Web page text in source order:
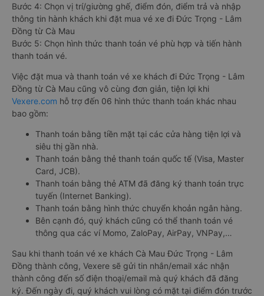
Bước 4: Chọn vị trí/giường ghế, điểm đón, điểm trả và nhập
thông tin hành khách khi đặt mua vé xe đi Đức Trọng - Lâm
Đồng từ Cà Mau
Bước 5: Chọn hình thức thanh toán vé phù hợp và tiến hành
thanh toán vé.
Việc đặt mua và thanh toán vé xe khách đi Đức Trọng - Lâm
Đồng từ Cà Mau cũng vô cùng đơn giản, tiện lợi khi
Vexere.com hỗ trợ đến 06 hình thức thanh toán khác nhau
bao gồm:
Thanh toán bằng tiền mặt tại các cửa hàng tiện lợi và
siêu thị gần nhà.
Thanh toán bằng thẻ thanh toán quốc tế (Visa, Master
Card, JCB).
Thanh toán bằng thẻ ATM đã đăng ký thanh toán trực
tuyến (Internet Banking).
Thanh toán bằng hình thức chuyển khoản ngân hàng.
Bên cạnh đó, quý khách cũng có thể thanh toán vé
thông qua các ví Momo, ZaloPay, AirPay, VNPay,…
Sau khi thanh toán vé xe khách Cà Mau Đức Trọng - Lâm
Đồng thành công, Vexere sẽ gửi tin nhắn/email xác nhận
thành công đến số điện thoại/email mà quý khách đã đăng
ký. Đến ngày đi, quý khách vui lòng có mặt tại điểm đón trước